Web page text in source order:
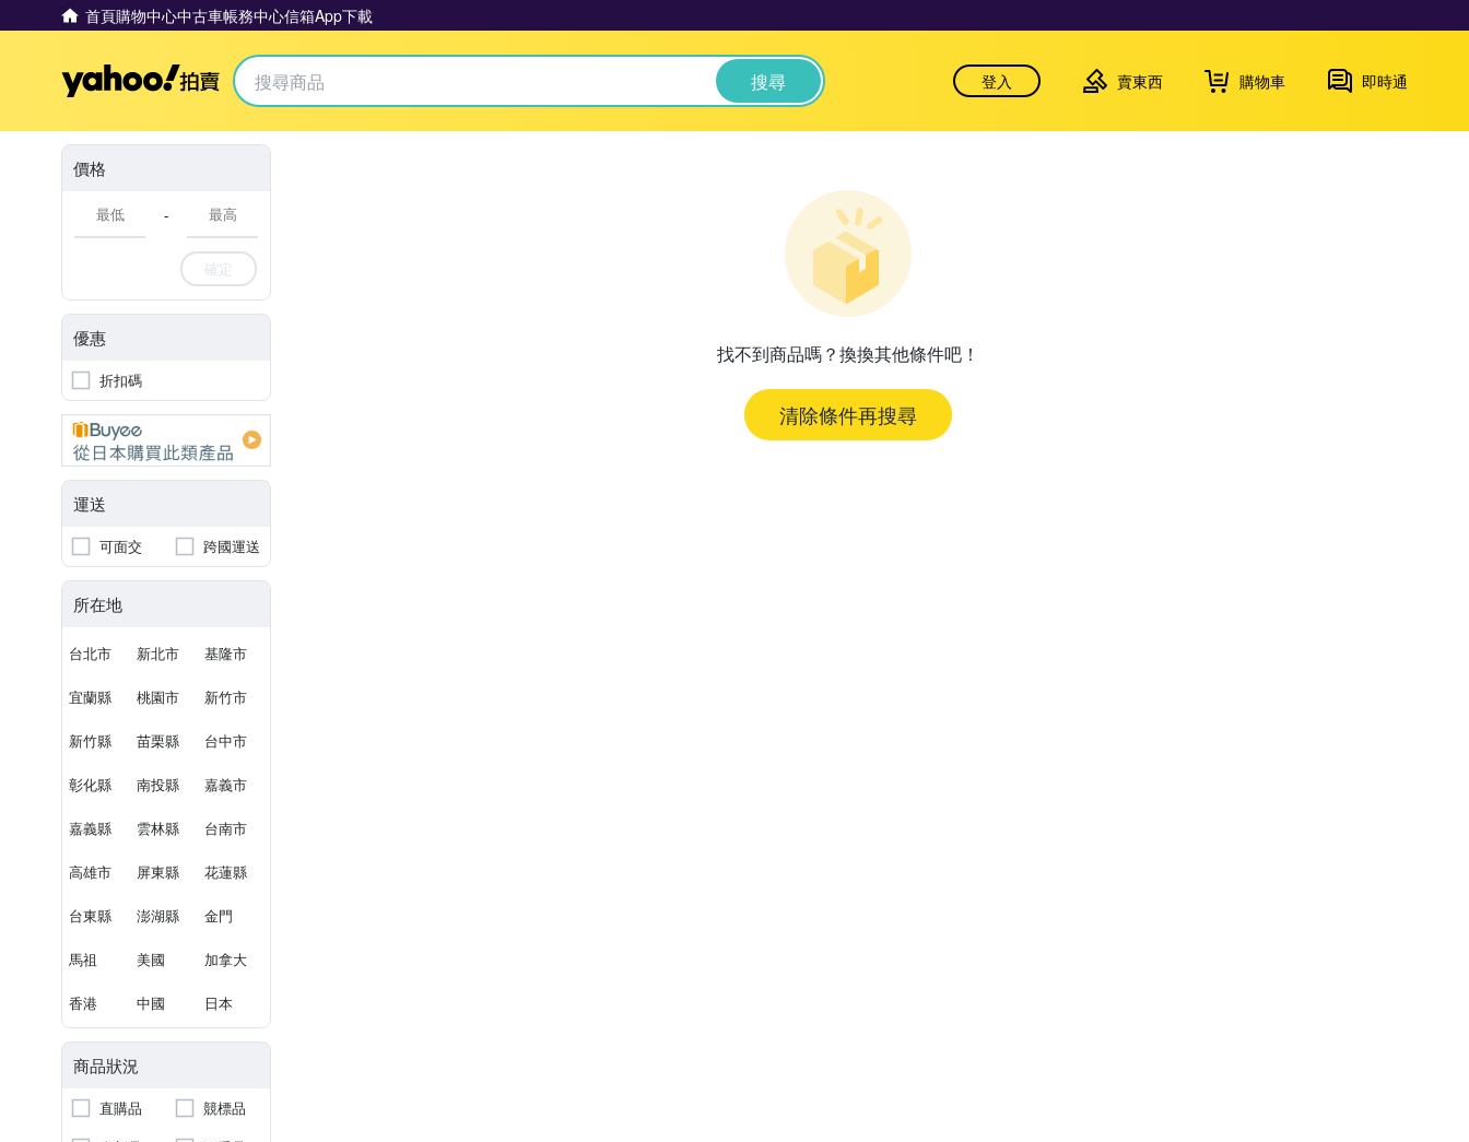
首頁購物中心中古車帳務中心信箱App下載
Yahoo拍賣 搜尋 登入 賣東西 購物車 即時通
價格
-
確定
優惠
折扣碼
運送
可面交 跨國運送
所在地
台北市 新北市 基隆市
宜蘭縣 桃園市 新竹市
新竹縣 苗栗縣 台中市
彰化縣 南投縣 嘉義市
嘉義縣 雲林縣 台南市
高雄市 屏東縣 花蓮縣
台東縣 澎湖縣 金門
馬祖 美國 加拿大
香港 中國 日本
商品狀況
直購品
競標品
找不到商品嗎？換換其他條件吧！
清除條件再搜尋